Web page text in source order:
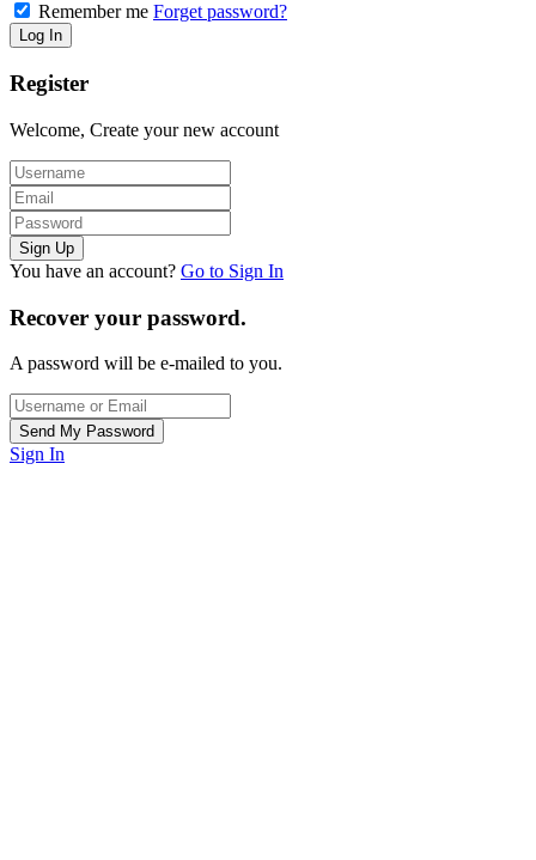
Remember me Forget password?
Register
Welcome, Create your new account
You have an account? Go to Sign In
Recover your password.
A password will be e-mailed to you.
Sign In